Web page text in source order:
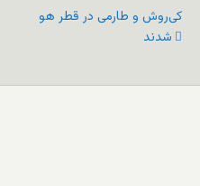
کی‌روش و طارمی در قطر هو
شدند